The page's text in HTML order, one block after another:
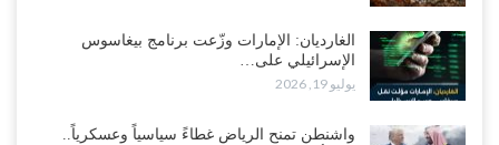
اغتيالات العبر تُشعل حضرموت.. من يقود حرب التصفية الصامتة داخل
معسكر التحالف..!
الغارديان: الإمارات وزّعت برنامج بيغاسوس
الإسرائيلي على…
يوليو 19, 2026
واشنطن تمنح الرياض غطاءً سياسياً وعسكرياً..